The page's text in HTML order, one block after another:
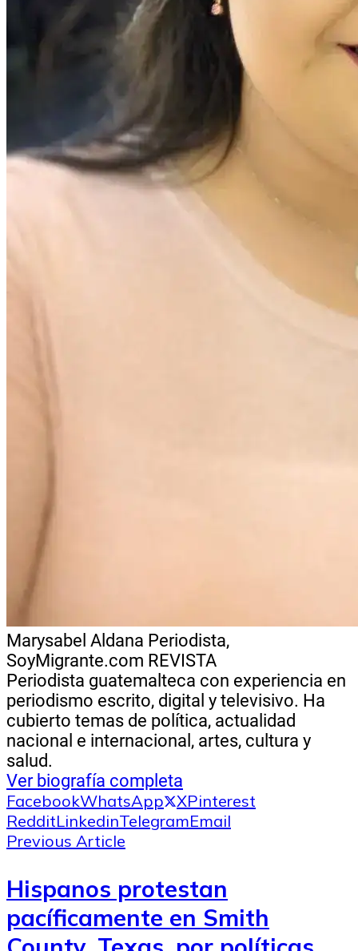
Marysabel Aldana Periodista,
SoyMigrante.com REVISTA
Periodista guatemalteca con experiencia en
periodismo escrito, digital y televisivo. Ha
cubierto temas de política, actualidad
nacional e internacional, artes, cultura y
salud.
Ver biografía completa
FacebookWhatsApp XPinterest
RedditLinkedinTelegramEmail
Previous Article
Hispanos protestan
pacíficamente en Smith